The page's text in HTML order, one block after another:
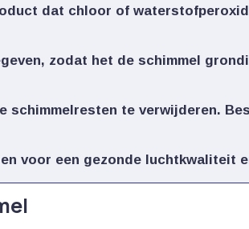
dat chloor of
zodat het de schimmel
schimmelresten te verwijderen.​
voor een gezonde luchtkwaliteit